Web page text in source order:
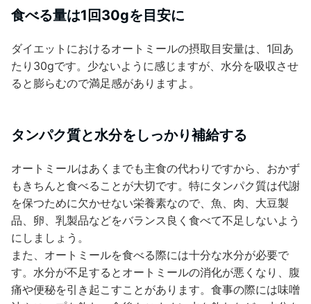
食べる量は1回30gを目安に
ダイエットにおけるオートミールの摂取目安量は、1回あ
たり30gです。少ないように感じますが、水分を吸収させ
ると膨らむので満足感がありますよ。
タンパク質と水分をしっかり補給する
オートミールはあくまでも主食の代わりですから、おかず
もきちんと食べることが大切です。特にタンパク質は代謝
を保つために欠かせない栄養素なので、魚、肉、大豆製
品、卵、乳製品などをバランス良く食べて不足しないよう
にしましょう。
また、オートミールを食べる際には十分な水分が必要で
す。水分が不足するとオートミールの消化が悪くなり、腹
痛や便秘を引き起こすことがあります。食事の際には味噌